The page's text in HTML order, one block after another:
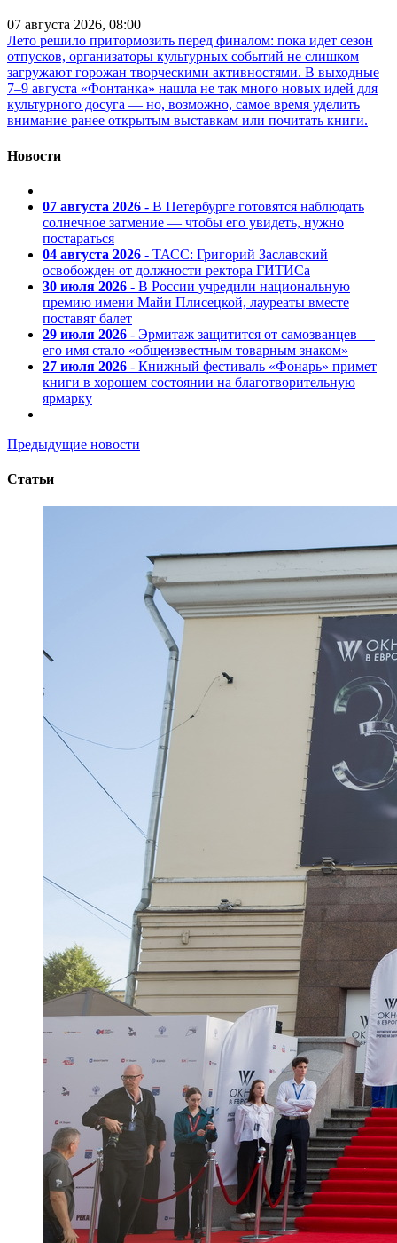
07 августа 2026, 08:00
Лето решило притормозить перед финалом: пока идет сезон
отпусков, организаторы культурных событий не слишком
загружают горожан творческими активностями. В выходные
7–9 августа «Фонтанка» нашла не так много новых идей для
культурного досуга — но, возможно, самое время уделить
внимание ранее открытым выставкам или почитать книги.
Новости
07 августа 2026 - В Петербурге готовятся наблюдать
солнечное затмение — чтобы его увидеть, нужно
постараться
04 августа 2026 - ТАСС: Григорий Заславский
освобожден от должности ректора ГИТИСа
30 июля 2026 - В России учредили национальную
премию имени Майи Плисецкой, лауреаты вместе
поставят балет
29 июля 2026 - Эрмитаж защитится от самозванцев —
его имя стало «общеизвестным товарным знаком»
27 июля 2026 - Книжный фестиваль «Фонарь» примет
книги в хорошем состоянии на благотворительную
ярмарку
Предыдущие новости
Статьи